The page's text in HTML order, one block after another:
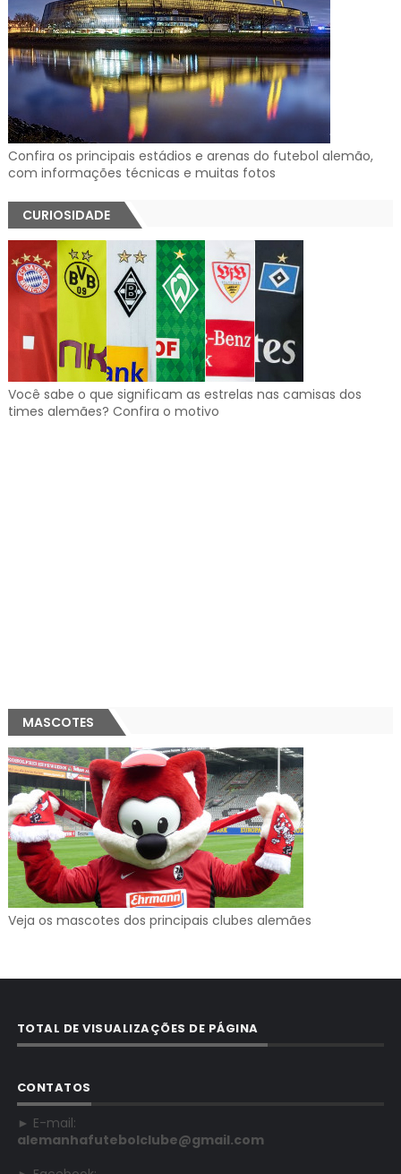
Confira os principais estádios e arenas do futebol alemão,
com informações técnicas e muitas fotos
CURIOSIDADE
Você sabe o que significam as estrelas nas camisas dos
times alemães? Confira o motivo
MASCOTES
Veja os mascotes dos principais clubes alemães
TOTAL DE VISUALIZAÇÕES DE PÁGINA
CONTATOS
► E-mail:
alemanhafutebolclube@gmail.com